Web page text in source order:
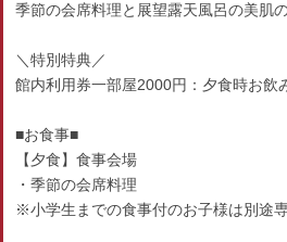
季節の会席料理と展望露天風呂の美肌
＼特別特典／
館内利用券一部屋2000円：夕食時お飲
■お食事■
【夕食】食事会場
・季節の会席料理
※小学生までの食事付のお子様は別途